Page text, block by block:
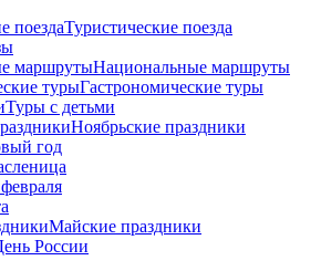
Туристические поезда
Национальные маршруты
Гастрономические туры
Туры с детьми
Ноябрьские праздники
год
Майские праздники
России